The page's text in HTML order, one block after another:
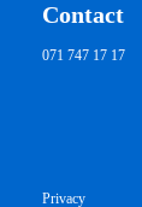
Contact
071 747 17 17
Privacy